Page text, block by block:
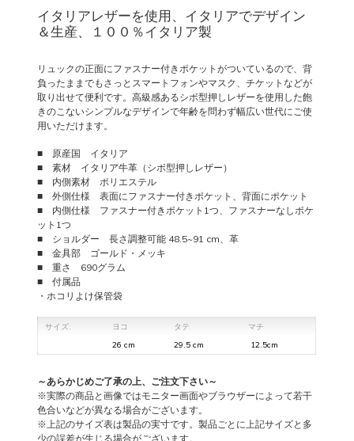
BAG
イタリアレザーを使用、イタリアでデザイン
＆生産、１００％イタリア製
リュックの正面にファスナー付きポケットがついているので、背
負ったままでもさっとスマートフォンやマスク、チケットなどが
取り出せて便利です。高級感あるシボ型押しレザーを使用した飽
きのこないシンプルなデザインで年齢を問わず幅広い世代にご使
用いただけます。
■ 原産国 イタリア
■ 素材 イタリア牛革（シボ型押しレザー）
■ 内側素材 ポリエステル
■ 外側仕様 表面にファスナー付きポケット、背面にポケット
■ 内側仕様 ファスナー付きポケット1つ、ファスナーなしポケ
ット1つ
■ ショルダー 長さ調整可能 48.5~91 cm、革
■ 金具部 ゴールド・メッキ
■ 重さ 690グラム
■ 付属品
・ホコリよけ保管袋
サイズ: ヨコ タテ
マチ
26 cm
29.5 cm 12.5cm
～あらかじめご了承の上、ご注文下さい～
※実際の商品と画像ではモニター画面やブラウザーによって若干
色合いなどが異なる場合がございます。
※上記のサイズ表は製品の実寸です。製品ごとに上記サイズと多
少の誤差が生じる場合がございます。